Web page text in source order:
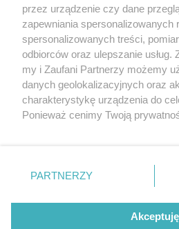
O FIRMIE POLITYKA
REKLAMA WSPÓŁPRACA RSS
Nasze
Aktualności
Tcz24
Historia miasta
przez urządzenie czy dane
zapewniania spersonalizowanych
spersonalizowanych treści,
odbiorców oraz ulepszanie usług.
my i Zaufani Partnerzy możemy
danych geolokalizacyjnych oraz
charakterystykę urządzenia do
Ponieważ cenimy Twoją
znajdujący się w lewym dolnym
przetwarzaniu. Preferencje będą
PARTNERZY
Akceptuję